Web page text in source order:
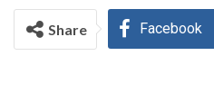
Share Facebook